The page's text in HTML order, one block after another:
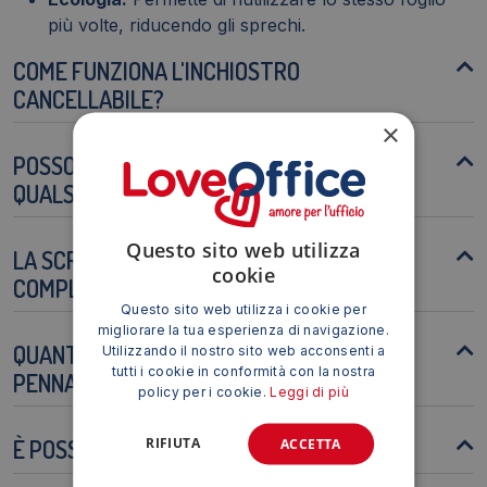
più volte, riducendo gli sprechi.
COME FUNZIONA L'INCHIOSTRO
CANCELLABILE?
POSSO UTILIZZARE QUESTA PENNA SU
QUALSIASI TIPO DI CARTA?
LA SCRITTURA CANCELLATA È
COMPLETAMENTE INVISIBILE?
QUANTO DURA L'INCHIOSTRO DI QUESTA
PENNA?
È POSSIBILE RICARICARE QUESTA PENNA?
×
Questo sito web utilizza
cookie
Questo sito web utilizza i cookie per
migliorare la tua esperienza di navigazione.
Utilizzando il nostro sito web acconsenti a
tutti i cookie in conformità con la nostra
policy per i cookie.Leggi di più
ACCETTA
RIFIUTA